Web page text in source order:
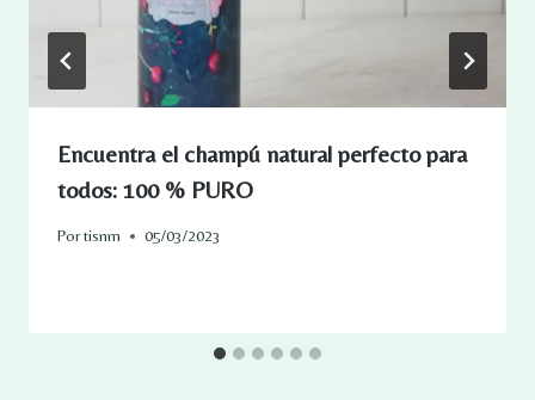
Encuentra el champú natural perfecto para
todos: 100 % PURO
Portisnm 05/03/2023